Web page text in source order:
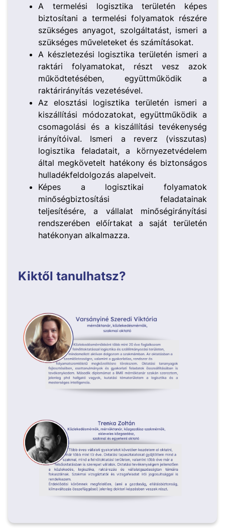
A termelési logisztika területén képes
biztosítani a termelési folyamatok részére
szükséges anyagot, szolgáltatást, ismeri a
szükséges műveleteket és számításokat.
A készletezési logisztika területén ismeri a
raktári folyamatokat, részt vesz azok
működtetésében, együttműködik a
raktárirányítás vezetésével.
Az elosztási logisztika területén ismeri a
kiszállítási módozatokat, együttműködik a
csomagolási és a kiszállítási tevékenység
irányítóival. Ismeri a reverz (visszutas)
logisztika feladatait, a környezetvédelem
által megkövetelt hatékony és biztonságos
hulladékfeldolgozás alapelveit.
Képes a logisztikai folyamatok
minőségbiztosítási feladatainak
teljesítésére, a vállalat minőségirányítási
rendszerében előírtakat a saját területén
hatékonyan alkalmazza.
Kiktől tanulhatsz?